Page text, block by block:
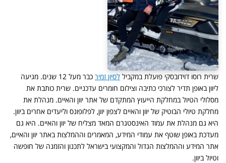
שרית רוסו דוידובסקי פועלת במקביל לסיון זמיר
כבר מעל 12 שנים. מגיעה
ליוון באופן תדיר לצורכי כתיבה וצילום חומרים עדכניים. שרית כותבת את
מסלולי הטיול במחלקת הייעוץ המתקדם של אתר יוון והאיים. מנהלת את
מחלקת טיולי הבוטיק של יוון והאיים לצפון יוון, לפלופונס וליעדים אחרים ביוון.
היא גם מנהלת את עמוד האינסטגרם המאד מצליח של יוון והאיים. היא גם
מעדכת באופן שוטף את עמודי המידע, המאמרים וההמלצות באתר יוון והאיים,
אתר המידע וההמלצות הגדול והמקצועי בישראל לתכנון והזמנה של חופשה
וטיול ביוון.